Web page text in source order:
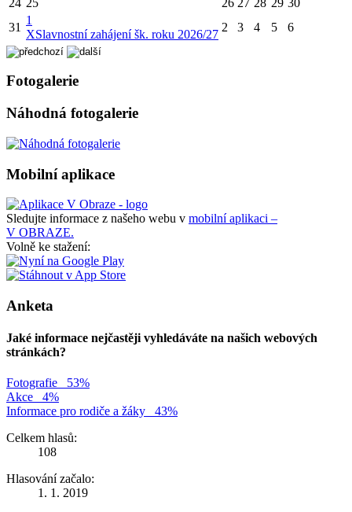
31
1
XSlavnostní zahájení šk. roku 2026/27
2 3 4 5 6
Fotogalerie
Náhodná fotogalerie
Mobilní aplikace
Sledujte informace z našeho webu v mobilní aplikaci –
V OBRAZE.
Volně ke stažení:
Anketa
Jaké informace nejčastěji vyhledáváte na našich webových
stránkách?
Fotografie
53%
Akce
4%
Informace pro rodiče a žáky
43%
Celkem hlasů:
108
Hlasování začalo:
1. 1. 2019